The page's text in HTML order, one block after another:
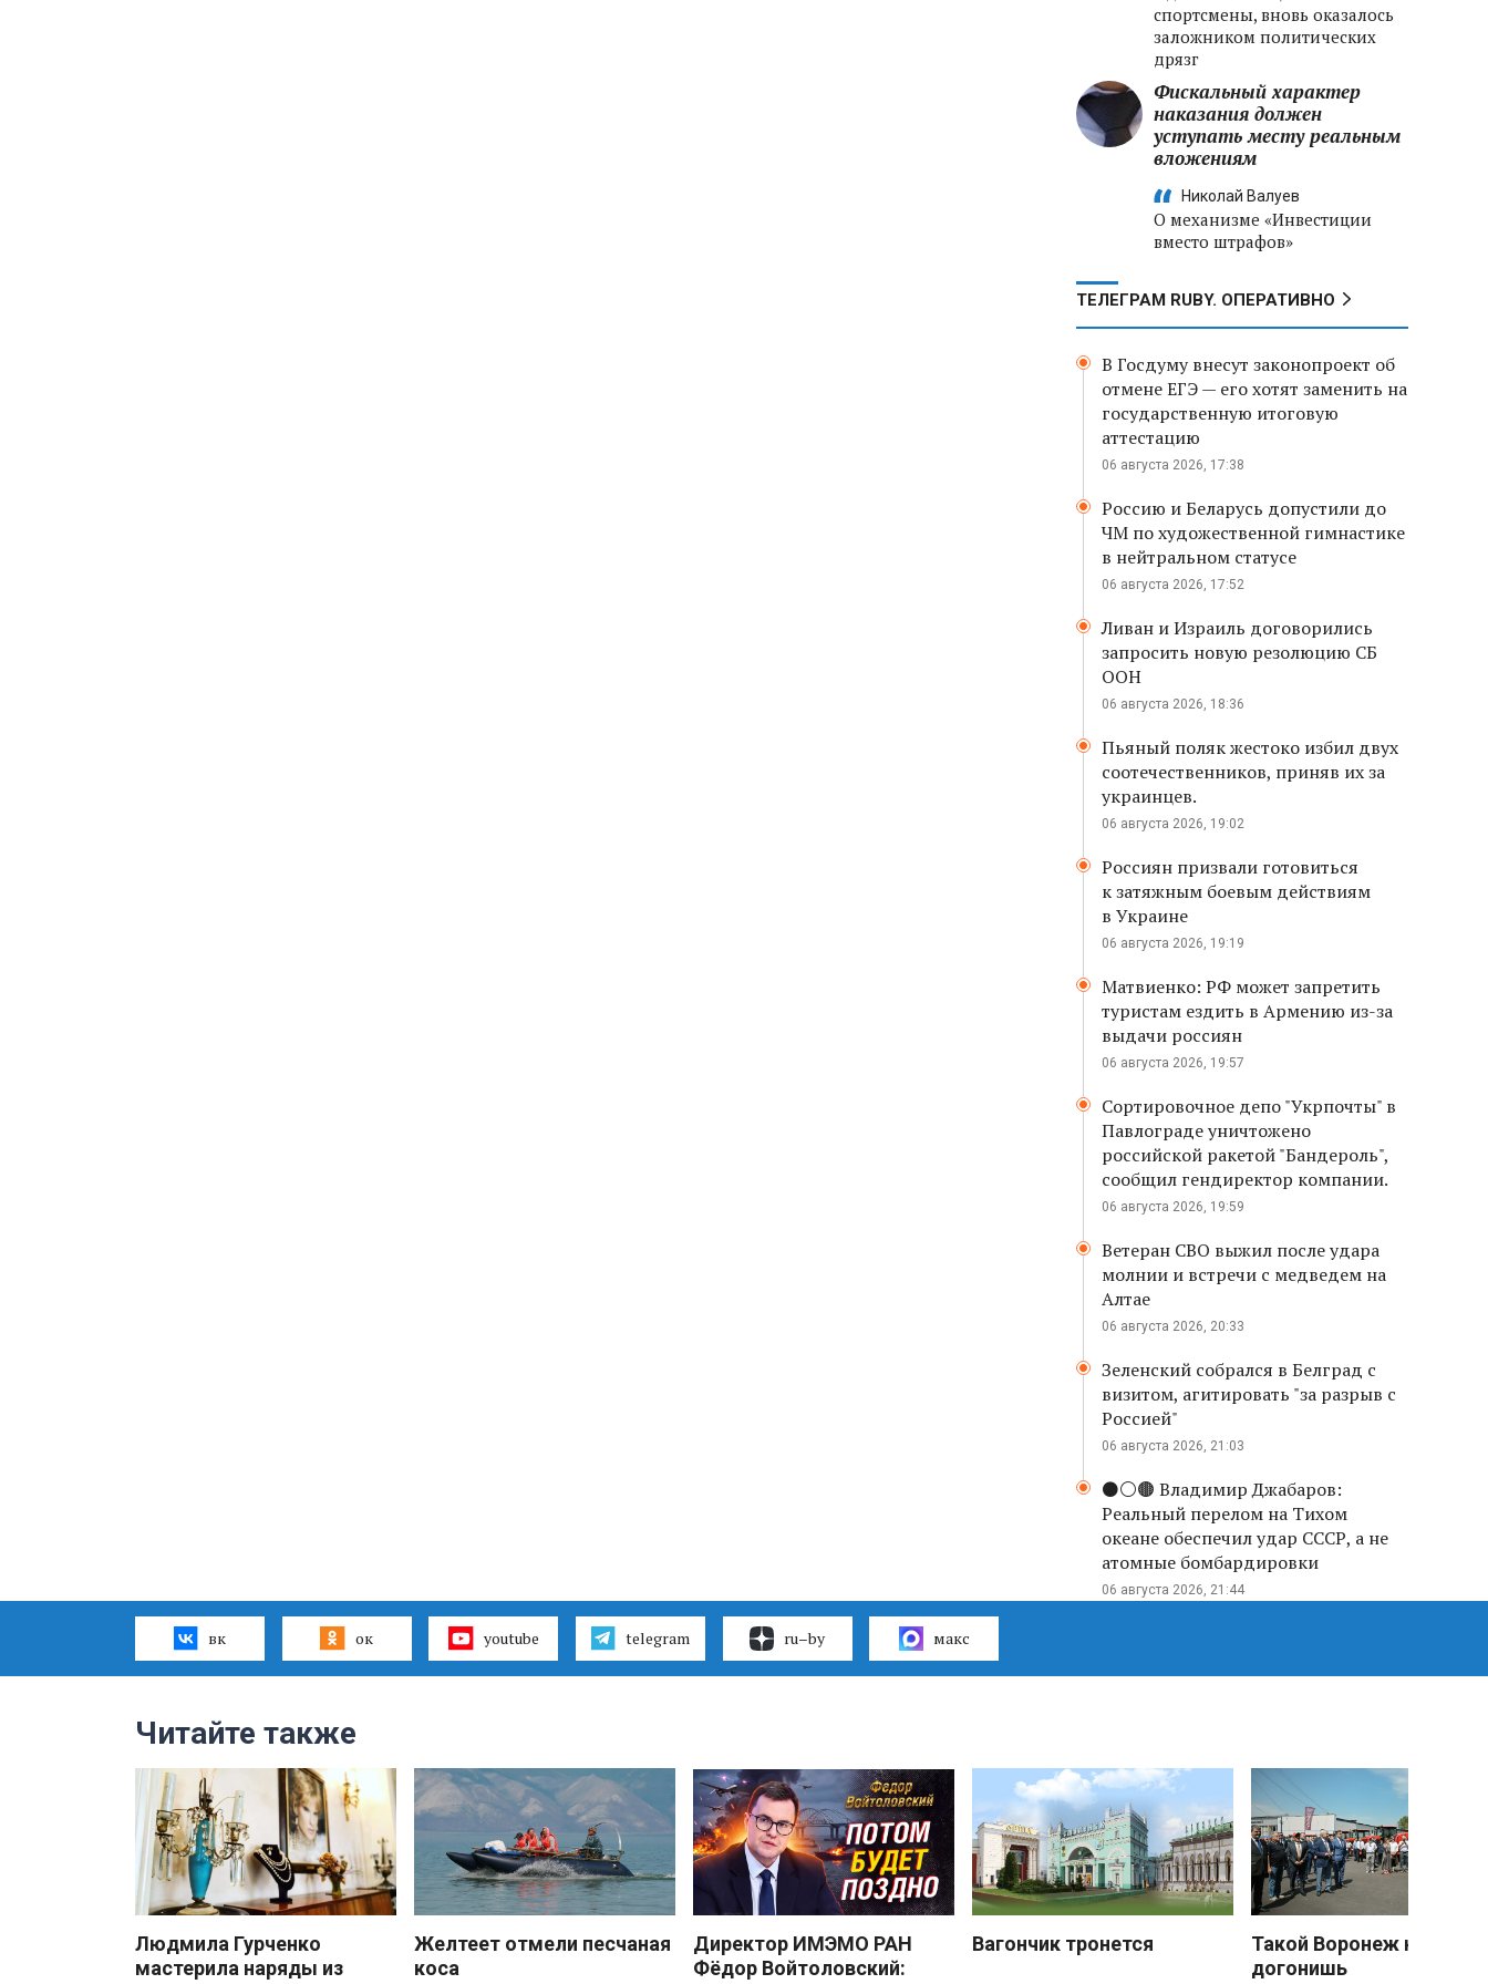
спортсмены, вновь оказалось
заложником политических
дрязг
Фискальный характер
наказания должен
уступать месту реальным
вложениям
Николай Валуев
О механизме «Инвестиции
вместо штрафов»
ТЕЛЕГРАМ RUBY. ОПЕРАТИВНО
В Госдуму внесут законопроект об
отмене ЕГЭ — его хотят заменить на
государственную итоговую
аттестацию
06 августа 2026, 17:38
Россию и Беларусь допустили до
ЧМ по художественной гимнастике
в нейтральном статусе
06 августа 2026, 17:52
Ливан и Израиль договорились
запросить новую резолюцию СБ
ООН
06 августа 2026, 18:36
Пьяный поляк жестоко избил двух
соотечественников, приняв их за
украинцев.
06 августа 2026, 19:02
Россиян призвали готовиться
к затяжным боевым действиям
в Украине
06 августа 2026, 19:19
Матвиенко: РФ может запретить
туристам ездить в Армению из-за
выдачи россиян
06 августа 2026, 19:57
Сортировочное депо "Укрпочты" в
Павлограде уничтожено
российской ракетой "Бандероль",
сообщил гендиректор компании.
06 августа 2026, 19:59
Ветеран СВО выжил после удара
молнии и встречи с медведем на
Алтае
06 августа 2026, 20:33
Зеленский собрался в Белград с
визитом, агитировать "за разрыв с
Россией"
06 августа 2026, 21:03
⚫️⚪️🟤 Владимир Джабаров:
Реальный перелом на Тихом
океане обеспечил удар СССР, а не
атомные бомбардировки
06 августа 2026, 21:44
вк ок youtube telegram ru–by макс
Читайте также
Людмила Гурченко
мастерила наряды из
Желтеет отмели песчаная
коса
Директор ИМЭМО РАН
Фёдор Войтоловский:
Вагончик тронется
Такой Воронеж не
догонишь